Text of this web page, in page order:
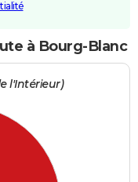
à Bourg-Blanc
l'Intérieur)